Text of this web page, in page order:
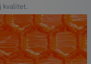
kvalitet.